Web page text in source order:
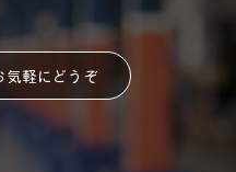
気軽にどうぞ